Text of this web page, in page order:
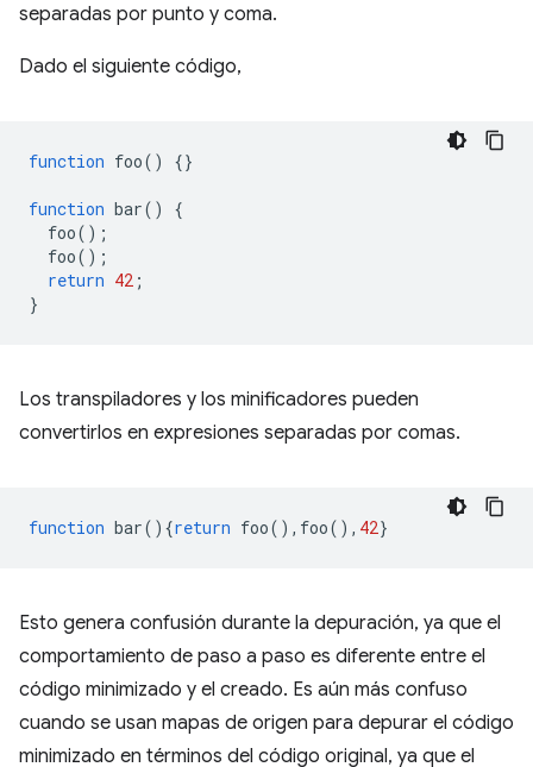
separadas por punto y coma.
Dado el siguiente código,
function foo() {}
function bar()
{
foo();
foo();
return 42 ;
}
Los transpiladores y los minificadores pueden
convertirlos en expresiones separadas por comas.
function bar(){return foo(), foo(), 42}
Esto genera confusión durante la depuración, ya que el
comportamiento de paso a paso es diferente entre el
código minimizado y el creado. Es aún más confuso
cuando se usan mapas de origen para depurar el código
minimizado en términos del código original, ya que el